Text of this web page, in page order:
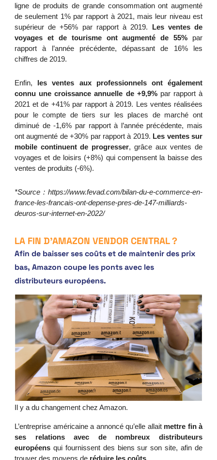
ligne de produits de grande consommation ont augmenté
de seulement 1% par rapport à 2021, mais leur niveau est
supérieur de +56% par rapport à 2019.
Les ventes de
voyages et de tourisme ont augmenté de 55% par
rapport à l’année précédente, dépassant de 16% les
chiffres de 2019.
Enfin,
les ventes aux professionnels ont également
connu une croissance annuelle de +9,9% par rapport à
2021 et de +41% par rapport à 2019. Les ventes réalisées
pour le compte de tiers sur les places de marché ont
diminué de -1,6% par rapport à l’année précédente, mais
ont augmenté de +30% par rapport à 2019. Les ventes sur
mobile continuent de progresser, grâce aux ventes de
voyages et de loisirs (+8%) qui compensent la baisse des
ventes de produits (-6%).
*Source : https://www.fevad.com/bilan-du-e-commerce-en-
france-les-francais-ont-depense-pres-de-147-milliards-
deuros-sur-internet-en-2022/
LA FIN D'AMAZON VENDOR CENTRAL ?
Afin de baisser ses coûts et de maintenir des prix
bas, Amazon coupe les ponts avec les
distributeurs européens.
Il y a du changement chez Amazon.
L’entreprise américaine a annoncé qu’elle allait mettre fin à
ses relations avec de nombreux distributeurs
européens qui fournissent des biens sur son site, afin de